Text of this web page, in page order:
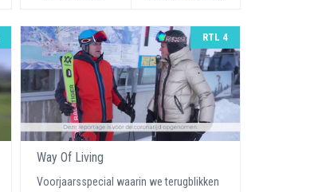
RTL 4
Way Of Living
Voorjaarsspecial waarin we terugblikken